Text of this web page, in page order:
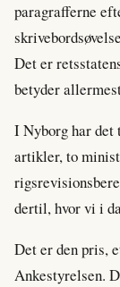
paragrafferne
Det er
betyder
I Nyborg har det
artikler, to
dertil, hvor vi i
Det er den pris,
Ankestyrelsen.